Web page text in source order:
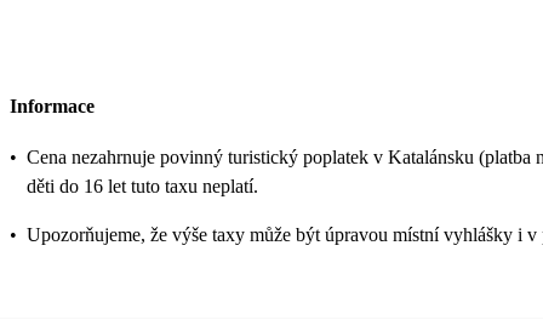
Informace
• Cena nezahrnuje povinný turistický poplatek v Katalánsku
děti do 16 let tuto taxu neplatí.
• Upozorňujeme, že výše taxy může být úpravou místní vyhlášky i